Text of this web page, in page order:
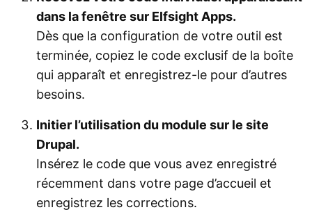
dans la fenêtre sur Elfsight Apps.
Dès que la configuration de votre outil est
terminée, copiez le code exclusif de la boîte
qui apparaît et enregistrez-le pour d’autres
besoins.
Initier l’utilisation du module sur le site
Drupal.
Insérez le code que vous avez enregistré
récemment dans votre page d’accueil et
enregistrez les corrections.